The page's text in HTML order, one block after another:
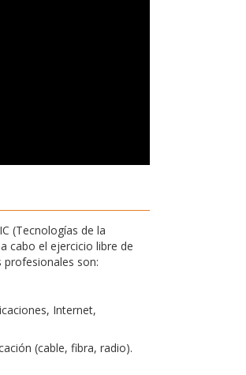
(Tecnologías de la
cabo el ejercicio libre de
son:
Internet,
(cable, fibra, radio).